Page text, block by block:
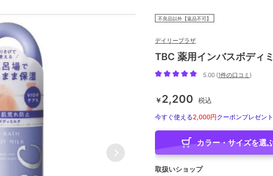
不良品以外【返品不可】
デイリープラザ
TBC 薬用インバスボディ
5.00 (1件の口コミ )
￥2,200 税込
今すぐ使える2,000円クーポンプレゼン
カラー・サイズを選
取扱いショップ